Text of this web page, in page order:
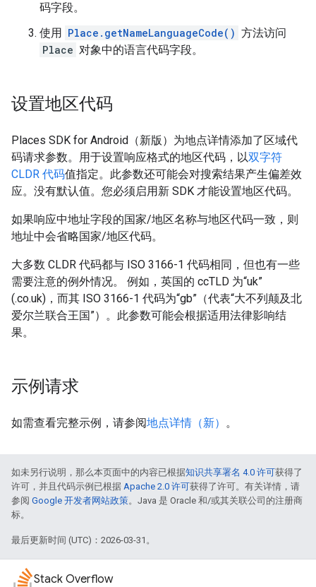
码字段。
使用 Place.getNameLanguageCode() 方法访问
Place 对象中的语言代码字段。
设置地区代码
Places SDK for Android（新版）为地点详情添加了区域代
码请求参数。用于设置响应格式的地区代码，以双字符
CLDR 代码值指定。此参数还可能会对搜索结果产生偏差效
应。没有默认值。您必须启用新 SDK 才能设置地区代码。
如果响应中地址字段的国家/地区名称与地区代码一致，则
地址中会省略国家/地区代码。
大多数 CLDR 代码都与 ISO 3166-1 代码相同，但也有一些
需要注意的例外情况。 例如，英国的 ccTLD 为“uk”
(.co.uk)，而其 ISO 3166-1 代码为“gb”（代表“大不列颠及北
爱尔兰联合王国”）。此参数可能会根据适用法律影响结
果。
示例请求
如需查看完整示例，请参阅地点详情（新） 。
如未另行说明，那么本页面中的内容已根据知识共享署名 4.0 许可获得了
许可，并且代码示例已根据 Apache 2.0 许可获得了许可。有关详情，请
参阅 Google 开发者网站政策。Java 是 Oracle 和/或其关联公司的注册商
标。
最后更新时间 (UTC)：2026-03-31。
Stack Overflow